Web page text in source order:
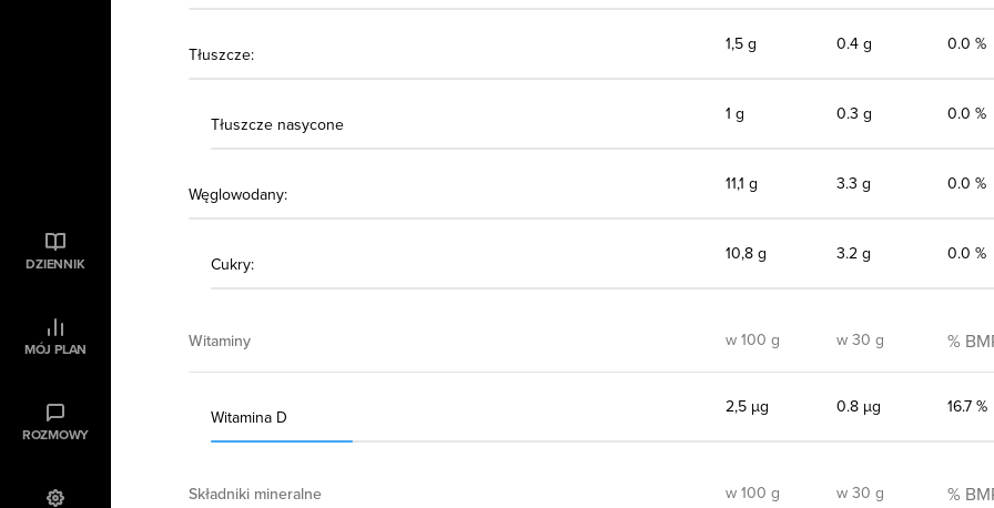
DZIENNIK
MÓJ PLAN
ROZMOWY
Tłuszcze:
1,5 g 0.4 g 0.0 %
Tłuszcze nasycone
1 g 0.3 g 0.0 %
Węglowodany:
11,1 g 3.3 g 0.0 %
Cukry:
10,8 g 3.2 g 0.0 %
Witaminy w 100 g w 30 g %
Witamina D
2,5 µg 0.8 µg 16.7 %
Składniki mineralne w 100 g w 30 g %